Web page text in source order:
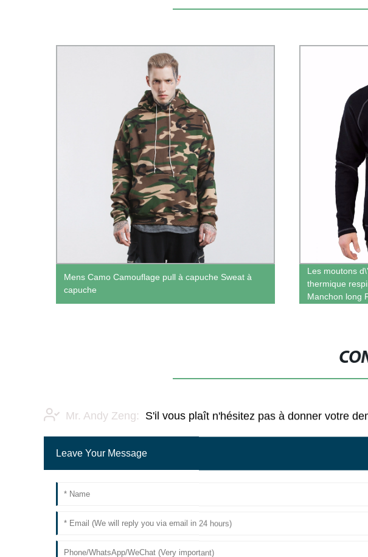
Mens Camo Camouflage pull à capuche Sweat à
capuche
Les moutons
thermique
Manchon long
Mr. Andy Zeng: S'il vous plaît n'hésitez pas à donner votre